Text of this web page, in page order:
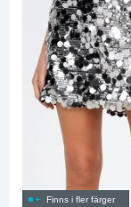
Finns i fler färger